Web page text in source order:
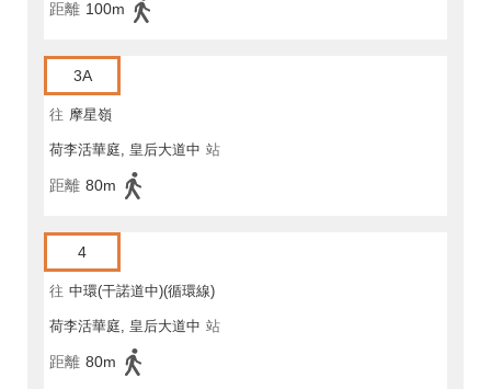
距離 100m
3A
往 摩星嶺
荷李活華庭, 皇后大道中 站
距離 80m
4
往 中環(干諾道中)(循環線)
荷李活華庭, 皇后大道中 站
距離 80m